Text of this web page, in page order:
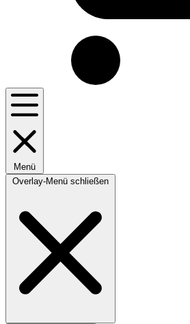
Menü
Overlay-Menü schließen